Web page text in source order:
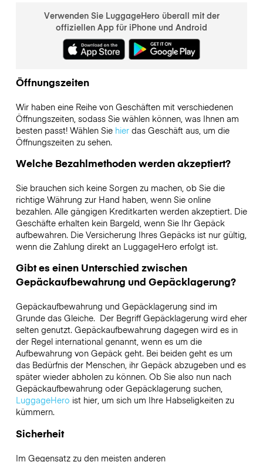
Verwenden Sie LuggageHero überall mit der
offiziellen App für iPhone und Android
Öffnungszeiten
Wir haben eine Reihe von Geschäften mit verschiedenen
Öffnungszeiten, sodass Sie wählen können, was Ihnen am
besten passt! Wählen Sie hierdas Geschäft aus, um die
Öffnungszeiten zu sehen.
Welche Bezahlmethoden werden akzeptiert?
Sie brauchen sich keine Sorgen zu machen, ob Sie die
richtige Währung zur Hand haben, wenn Sie online
bezahlen. Alle gängigen Kreditkarten werden akzeptiert. Die
Geschäfte erhalten kein Bargeld, wenn Sie Ihr Gepäck
aufbewahren. Die Versicherung Ihres Gepäcks ist nur gültig,
wenn die Zahlung direkt an LuggageHero erfolgt ist.
Gibt es einen Unterschied zwischen
Gepäckaufbewahrung und Gepäcklagerung?
Gepäckaufbewahrung und Gepäcklagerung sind im
Grunde das Gleiche. Der Begriff Gepäcklagerung wird eher
selten genutzt. Gepäckaufbewahrung dagegen wird es in
der Regel international genannt, wenn es um die
Aufbewahrung von Gepäck geht. Bei beiden geht es um
das Bedürfnis der Menschen, ihr Gepäck abzugeben und es
später wieder abholen zu können. Ob Sie also nun nach
Gepäckaufbewahrung oder Gepäcklagerung suchen,
LuggageHero ist hier, um sich um Ihre Habseligkeiten zu
kümmern.
Sicherheit
Im Gegensatz zu den meisten anderen